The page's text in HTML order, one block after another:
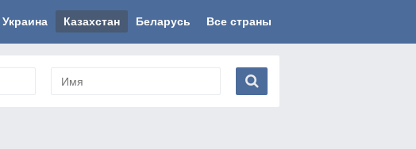
Украина Казахстан Беларусь Все страны